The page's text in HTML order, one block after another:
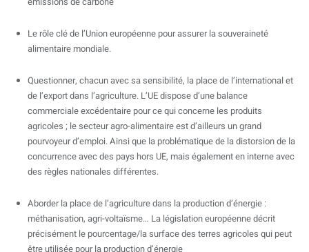
Le rôle clé de l’Union européenne pour assurer la souveraineté
alimentaire mondiale.
Questionner, chacun avec sa sensibilité, la place de l’international et
de l’export dans l’agriculture. L’UE dispose d’une balance
commerciale excédentaire pour ce qui concerne les produits
agricoles ; le secteur agro-alimentaire est d’ailleurs un grand
pourvoyeur d’emploi. Ainsi que la problématique de la distorsion de la
concurrence avec des pays hors UE, mais également en interne avec
des règles nationales différentes.
Aborder la place de l’agriculture dans la production d’énergie :
méthanisation, agri-voltaïsme… La législation européenne décrit
précisément le pourcentage/la surface des terres agricoles qui peut
être utilisée pour la production d’énergie